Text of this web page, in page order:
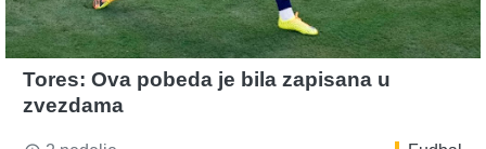
Tores: Ova pobeda je bila zapisana u
zvezdama